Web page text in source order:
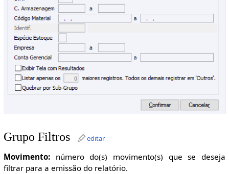
Grupo Filtros editar
Movimento:número do(s) movimento(s) que se deseja
filtrar para a emissão do relatório.